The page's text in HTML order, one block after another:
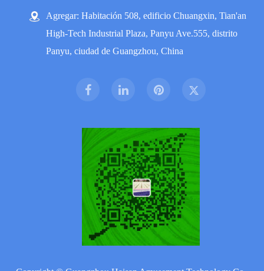
Agregar: Habitación 508, edificio Chuangxin, Tian'an
High-Tech Industrial Plaza, Panyu Ave.555, distrito
Panyu, ciudad de Guangzhou, China